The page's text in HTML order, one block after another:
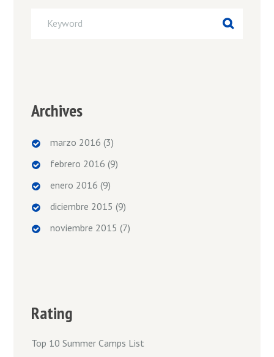
Archives
marzo 2016 (3)
febrero 2016 (9)
enero 2016 (9)
diciembre 2015 (9)
noviembre 2015 (7)
Rating
Top 10 Summer Camps List